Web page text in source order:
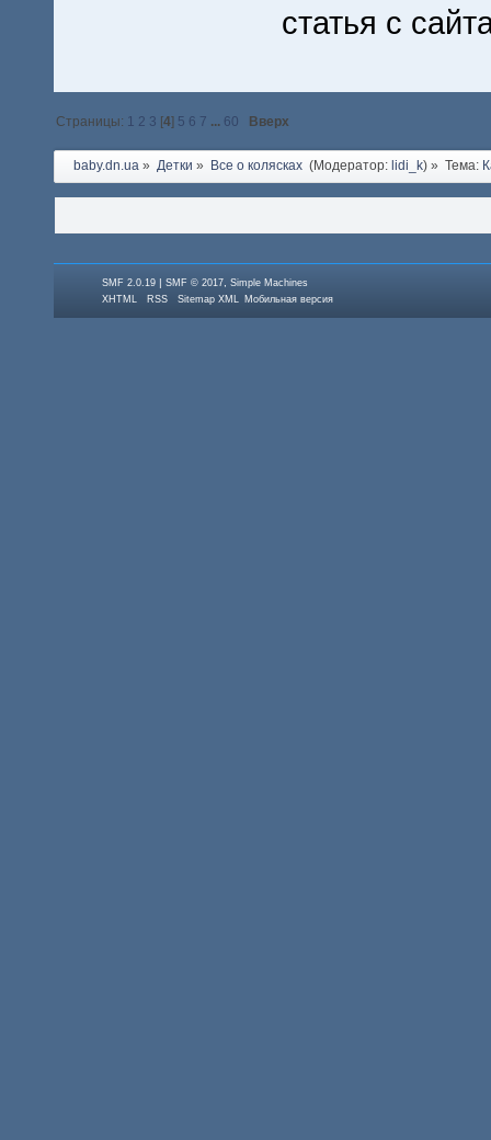
статья с
Страницы: 1 2 3 [4] 5 6 7 ... 60 Вверх
baby.dn.ua» Детки » Все о колясках (Модератор: lidi_k) » Тема:
SMF 2.0.19 |SMF © 2017,Simple Machines
XHTML
RSS Sitemap XML Мобильная версия